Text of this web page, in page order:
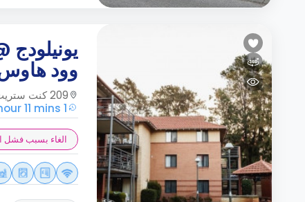
يونيلودج
وود
209 كنت ستريت ,
1 hour 11 mins مواصلات عامه Edith Cowan University
الغاء بسبب فشل